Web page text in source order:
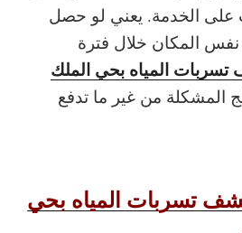
الخدمة. يعني لو حصل
المكان خلال فترة
المياه بحي الملك
المشكلة من غير ما تدفع
تسربات المياه بحي